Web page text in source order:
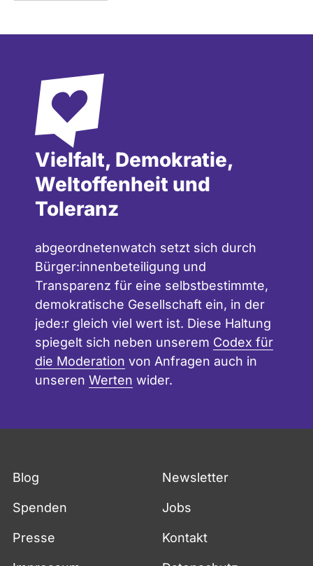
Vielfalt, Demokratie,
Weltoffenheit und
Toleranz
abgeordnetenwatch setzt sich durch
Bürger:innenbeteiligung und
Transparenz für eine selbstbestimmte,
demokratische Gesellschaft ein, in der
jede:r gleich viel wert ist. Diese Haltung
spiegelt sich neben unserem Codex für
die Moderation von Anfragen auch in
unseren Werten wider.
Blog Newsletter
Spenden Jobs
Presse Kontakt